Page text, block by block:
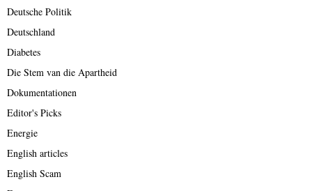
Deutsche Politik
Deutschland
Diabetes
Die Stem van die Apartheid
Dokumentationen
Editor's Picks
Energie
English articles
English Scam